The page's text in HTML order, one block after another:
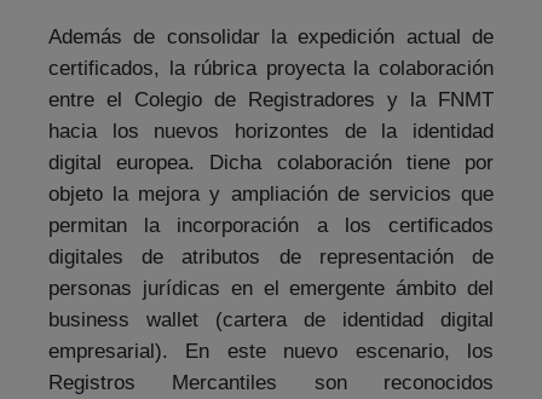
Además de consolidar la expedición actual de
certificados, la rúbrica proyecta la colaboración
entre el Colegio de Registradores y la FNMT
hacia los nuevos horizontes de la identidad
digital europea. Dicha colaboración tiene por
objeto la mejora y ampliación de servicios que
permitan la incorporación a los certificados
digitales de atributos de representación de
personas jurídicas en el emergente ámbito del
business wallet (cartera de identidad digital
empresarial). En este nuevo escenario, los
Registros Mercantiles son reconocidos